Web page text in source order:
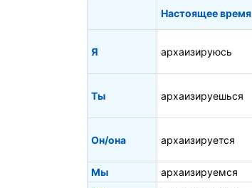
Настоящее время
Я архаизируюсь
Ты архаизируешься
Он/она архаизируется
Мы
архаизируемся